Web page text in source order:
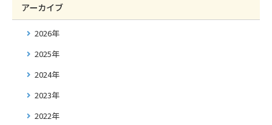
アーカイブ
2026年
2025年
2024年
2023年
2022年